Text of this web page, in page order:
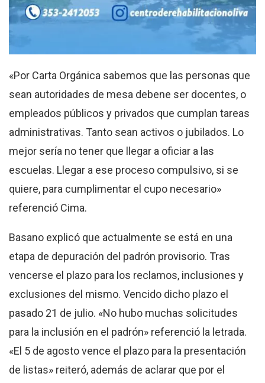
«Por Carta Orgánica sabemos que las personas que
sean autoridades de mesa debene ser docentes, o
empleados públicos y privados que cumplan tareas
administrativas. Tanto sean activos o jubilados. Lo
mejor sería no tener que llegar a oficiar a las
escuelas. Llegar a ese proceso compulsivo, si se
quiere, para cumplimentar el cupo necesario»
referenció Cima.
Basano explicó que actualmente se está en una
etapa de depuración del padrón provisorio. Tras
vencerse el plazo para los reclamos, inclusiones y
exclusiones del mismo. Vencido dicho plazo el
pasado 21 de julio. «No hubo muchas solicitudes
para la inclusión en el padrón» referenció la letrada.
«El 5 de agosto vence el plazo para la presentación
de listas» reiteró, además de aclarar que por el